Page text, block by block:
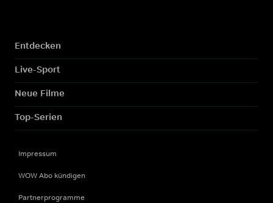
Entdecken
Live-Sport
Neue Filme
Top-Serien
Impressum
WOW Abo kündigen
Partnerprogramme